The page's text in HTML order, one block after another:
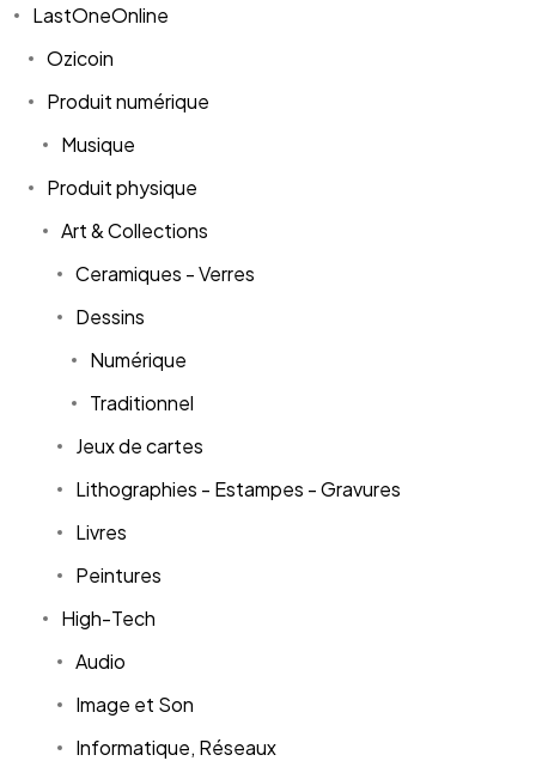
LastOneOnline
Ozicoin
Produit numérique
Musique
Produit physique
Art & Collections
Ceramiques - Verres
Dessins
Numérique
Traditionnel
Jeux de cartes
Lithographies - Estampes - Gravures
Livres
Peintures
High-Tech
Audio
Image et Son
Informatique, Réseaux